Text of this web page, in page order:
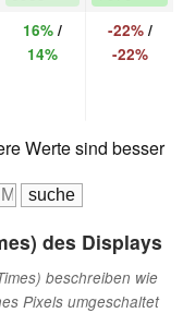
16% /
14%
-22%/
-22%
Werte sind besser
des Displays
beschreiben wie
Pixels umgeschaltet